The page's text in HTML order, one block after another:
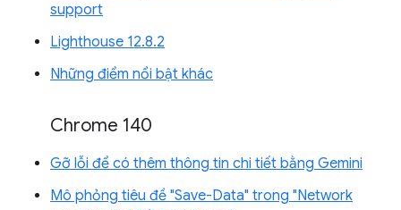
support
Lighthouse 12.8.2
Những điểm nổi bật khác
Chrome 140
Gỡ lỗi để có thêm thông tin chi tiết bằng Gemini
Mô phỏng tiêu đề "Save-Data" trong "Network